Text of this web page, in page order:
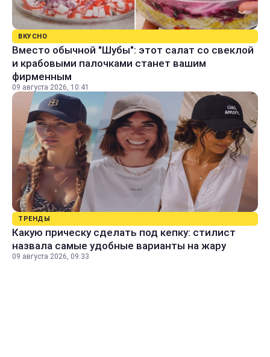
ВКУСНО
Вместо обычной "Шубы": этот салат со свеклой
и крабовыми палочками станет вашим
фирменным
09 августа 2026, 10:41
ТРЕНДЫ
Какую прическу сделать под кепку: стилист
назвала самые удобные варианты на жару
09 августа 2026, 09:33